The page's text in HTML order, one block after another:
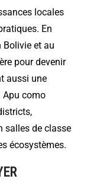
locales
En
Bolivie et au
pour devenir
aussi une
Apu como
salles de classe
écosystèmes.